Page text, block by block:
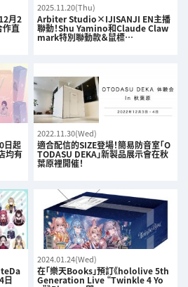
月2
作直
2025.11.20(Thu)
Arbiter Studio×IJISANJI EN主播
聯動！Shu Yamino和Claude Claw
mark特別聯動款＆鼠標…
日起
均有
2022.11.30(Wed)
適合配信的SIZE登場！簡易防音室「O
TODASU DEKA」新製品展示會在秋
葉原裡開催！
日
2024.01.24(Wed)
在「樂天Books」預訂《hololive 5th
Generation Live “Twinkle 4 Yo